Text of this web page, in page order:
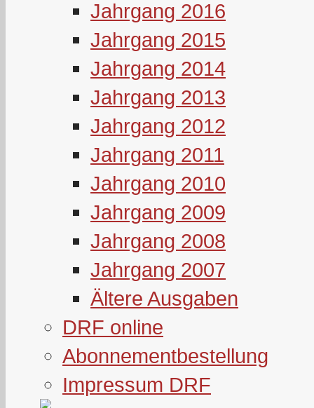
Jahrgang 2016
Jahrgang 2015
Jahrgang 2014
Jahrgang 2013
Jahrgang 2012
Jahrgang 2011
Jahrgang 2010
Jahrgang 2009
Jahrgang 2008
Jahrgang 2007
Ältere Ausgaben
DRF online
Abonnementbestellung
Impressum DRF